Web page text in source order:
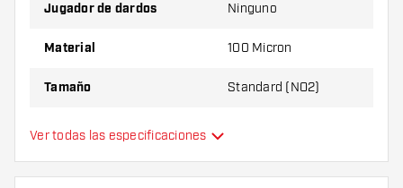
Jugador de dardos Ninguno
Material 100 Micron
Tamaño Standard (NO2)
Tipo
Flexibilidad
Ver todas las especificaciones